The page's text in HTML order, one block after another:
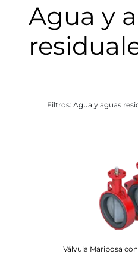
Agua y
Filtros: Agua y aguas
Válvula Mariposa